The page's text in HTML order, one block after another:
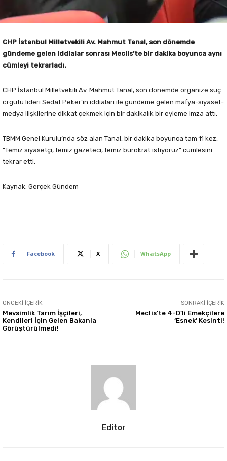
CHP İstanbul Milletvekili Av. Mahmut Tanal, son dönemde
gündeme gelen iddialar sonrası Meclis’te bir dakika boyunca aynı
cümleyi tekrarladı.
CHP İstanbul Milletvekili Av. Mahmut Tanal, son dönemde organize suç
örgütü lideri Sedat Peker’in iddiaları ile gündeme gelen mafya-siyaset-
medya ilişkilerine dikkat çekmek için bir dakikalık bir eyleme imza attı.
TBMM Genel Kurulu’nda söz alan Tanal, bir dakika boyunca tam 11 kez,
”Temiz siyasetçi, temiz gazeteci, temiz bürokrat istiyoruz” cümlesini
tekrar etti.
Kaynak: Gerçek Gündem
Facebook X WhatsApp
ÖNCEKI İÇERIK
Mevsimlik Tarım İşçileri,
Kendileri İçin Gelen Bakanla
Görüştürülmedi!
SONRAKI İÇERIK
Meclis’te 4-D’li Emekçilere
‘Esnek’ Kesinti!
Editor